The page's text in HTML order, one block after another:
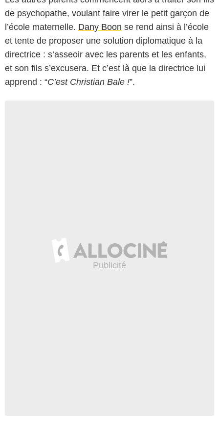
de psychopathe, voulant faire virer le petit garçon de
l’école maternelle. Dany Boon se rend ainsi à l’école
et tente de proposer une solution diplomatique à la
directrice : s’asseoir avec les parents et les enfants,
et son fils s’excusera. Et c’est là que la directrice lui
apprend : “C’est Christian Bale !”.